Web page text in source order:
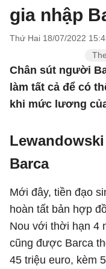
gia nhập
Thứ Hai 18/07/2022
Chân sút người
làm tất cả để có
khi mức lương
Barca
Mới đây, tiền đạo
hoàn tất bản hợp
Nou với thời hạn 4
cũng được Barca
45 triệu euro, kèm